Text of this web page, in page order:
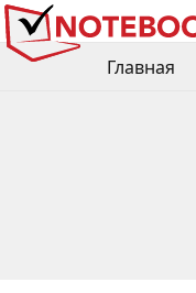
Главная